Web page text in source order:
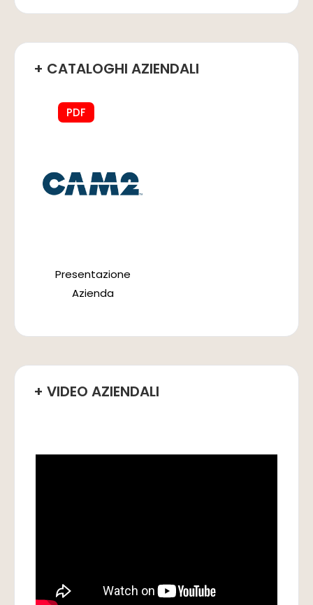
+ CATALOGHI AZIENDALI
PDF
Presentazione
Azienda
+ VIDEO AZIENDALI